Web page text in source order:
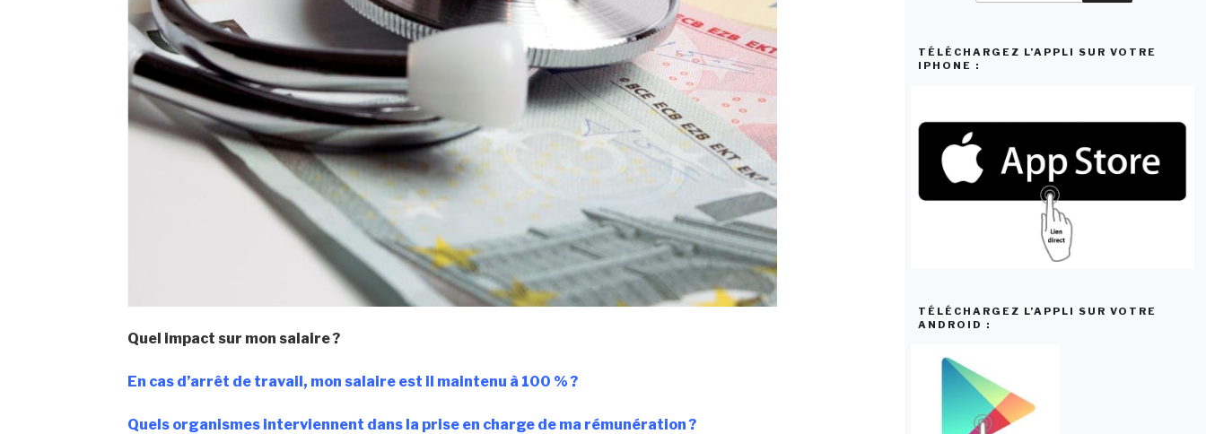
Quel impact sur mon salaire ?
En cas d’arrêt de travail, mon salaire est il maintenu à 100 % ?
Quels organismes interviennent dans la prise en charge de ma rémunération ?
TÉLÉCHARGEZ L’APPLI SUR VOTRE
IPHONE :
TÉLÉCHARGEZ L’APPLI SUR VOTRE
ANDROID :